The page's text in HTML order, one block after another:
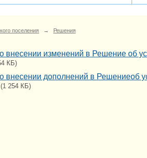
поселения → Решения
внесении изменений в Решение об
КБ)
внесении дополнений в Решениеоб
(1 254 КБ)